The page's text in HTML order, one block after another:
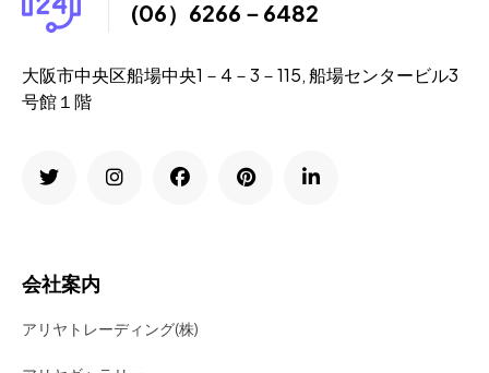
(06）6266－6482
大阪市中央区船場中央1－4－3－115, 船場センタービル3
号館１階
会社案内
アリヤトレーディング(株)